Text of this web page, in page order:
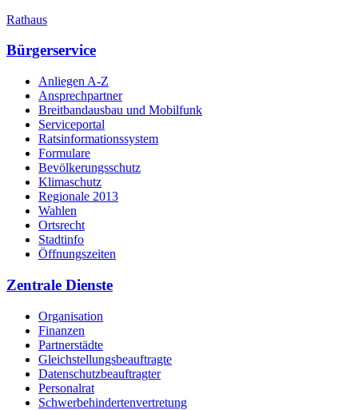
Rathaus
Bürgerservice
Anliegen A-Z
Ansprechpartner
Breitbandausbau und Mobilfunk
Serviceportal
Ratsinformationssystem
Formulare
Bevölkerungsschutz
Klimaschutz
Regionale 2013
Wahlen
Ortsrecht
Stadtinfo
Öffnungszeiten
Zentrale Dienste
Organisation
Finanzen
Partnerstädte
Gleichstellungsbeauftragte
Datenschutzbeauftragter
Personalrat
Schwerbehinderten­vertretung